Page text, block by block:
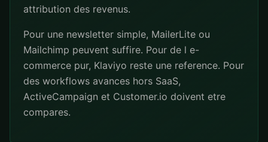
attribution des revenus.
Pour une newsletter simple, MailerLite ou
Mailchimp peuvent suffire. Pour de l e-
commerce pur, Klaviyo reste une reference. Pour
des workflows avances hors SaaS,
ActiveCampaign et Customer.io doivent etre
compares.